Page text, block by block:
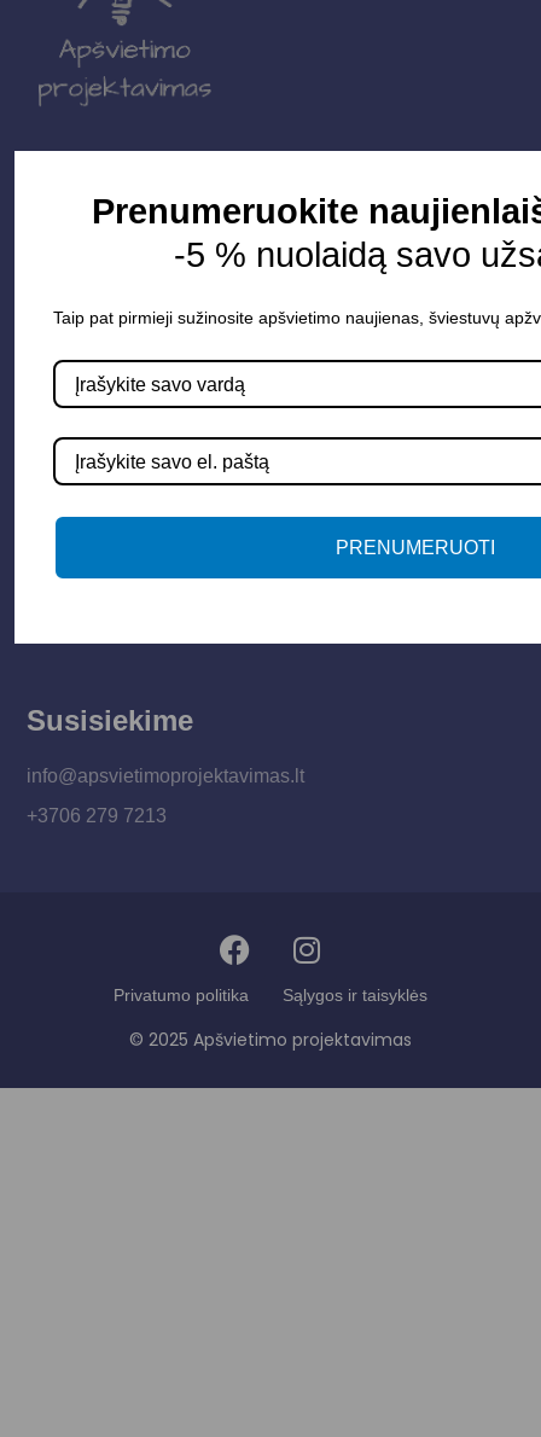
Apšvietimo sistemos
Elektros instaliacija
Vidaus apšvietimas
Informacija
Apie mus
Kontaktai
Susisiekime
info@apsvietimoprojektavimas.lt
+3706 279 7213
Privatumo politika Sąlygos ir taisyklės
© 2025 Apšvietimo projektavimas
Prenumeruokite
-5 % nuolaidą savo
Taip pat pirmieji sužinosite apšvietimo naujienas, šviestuvų
PRENUMERUOTI